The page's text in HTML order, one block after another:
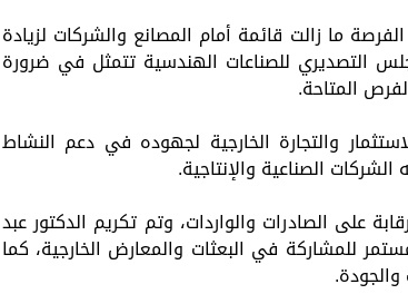
ما زالت قائمة أمام المصانع والشركات لزيادة
التصديري للصناعات الهندسية تتمثل في ضرورة
المتاحة.
والتجارة الخارجية لجهوده في دعم النشاط
الصناعية والإنتاجية.
على الصادرات والواردات، وتم تكريم الدكتور عبد
للمشاركة في البعثات والمعارض الخارجية، كما